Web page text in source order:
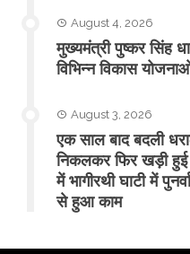
August 4, 2026
मुख्यमंत्री पुष्कर सिंह
विभिन्न विकास
August 3, 2026
एक साल बाद बदली
निकलकर फिर खड़ी हुई
में भागीरथी घाटी में
से हुआ काम